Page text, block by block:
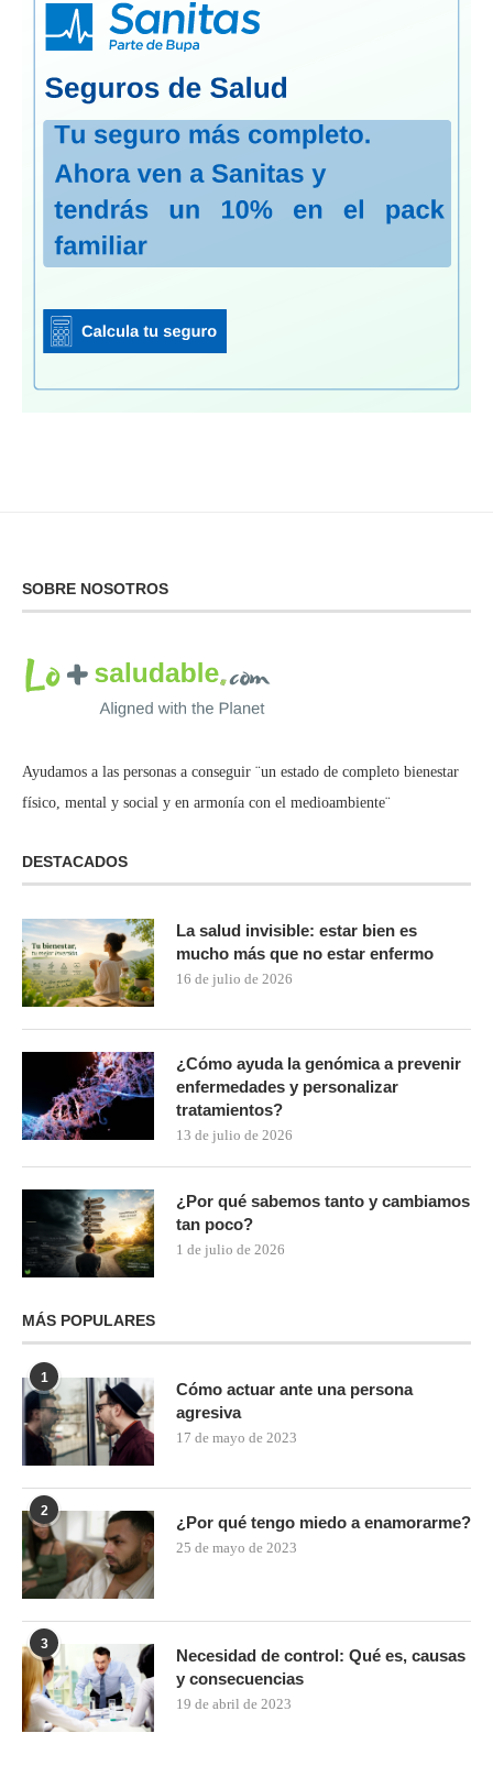
SOBRE NOSOTROS
Ayudamos a las personas a conseguir ¨un estado de completo bienestar
físico, mental y social y en armonía con el medioambiente¨
DESTACADOS
La salud invisible: estar bien es
mucho más que no estar enfermo
16 de julio de 2026
¿Cómo ayuda la genómica a prevenir
enfermedades y personalizar
tratamientos?
13 de julio de 2026
¿Por qué sabemos tanto y cambiamos
tan poco?
1 de julio de 2026
MÁS POPULARES
1
Cómo actuar ante una persona
agresiva
17 de mayo de 2023
2
¿Por qué tengo miedo a enamorarme?
25 de mayo de 2023
3
Necesidad de control: Qué es, causas
y consecuencias
19 de abril de 2023